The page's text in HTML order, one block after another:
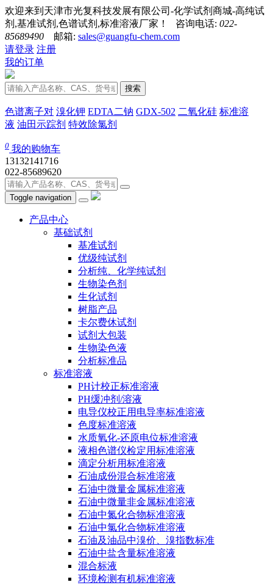
欢迎来到天津市光复科技发展有限公司-化学试剂商城-高纯试
剂,基准试剂,色谱试剂,标准溶液厂家！ 咨询电话: 022-
85689490 邮箱: sales@guangfu-chem.com
请登录 注册
我的订单
搜索
色谱离子对 溴化钾 EDTA二钠 GDX-502 二氧化硅 标准溶
液 油田示踪剂 特效除氯剂
0 我的购物车
13132141716
022-85689620
Toggle navigation
产品中心
基础试剂
基准试剂
优级纯试剂
分析纯、化学纯试剂
生物染色剂
生化试剂
树脂产品
卡尔费休试剂
试剂大包装
生物染色液
分析标准品
标准溶液
PH计校正标准溶液
PH缓冲剂/溶液
电导仪校正用电导率标准溶液
色度标准溶液
水质氧化-还原电位标准溶液
液相色谱仪检定用标准溶液
滴定分析用标准溶液
石油成份混合标准溶液
石油中微量金属标准溶液
石油中微量非金属标准溶液
石油中氮化合物标准溶液
石油中氯化合物标准溶液
石油及油品中溴价、溴指数标准
石油中盐含量标准溶液
混合标液
环境检测有机标准溶液